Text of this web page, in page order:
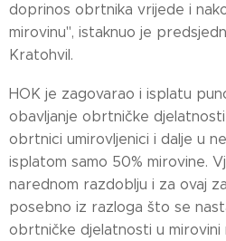
doprinos obrtnika vrijede i
mirovinu", istaknuo je
Kratohvil.
HOK je zagovarao i isplatu
obavljanje obrtničke
obrtnici umirovljenici i dalje u
isplatom samo 50% mirovine.
narednom razdoblju i za ovaj
posebno iz razloga što se
obrtničke djelatnosti u mirovini